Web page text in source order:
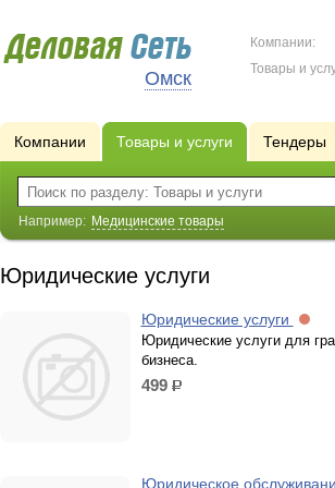
Омск
Компании:
Товары и
Компании Товары и услуги Тендеры
Например: Медицинские товары
Юридические услуги
Юридические услуги
Юридические услуги для
бизнеса.
499 р.
Юридическое